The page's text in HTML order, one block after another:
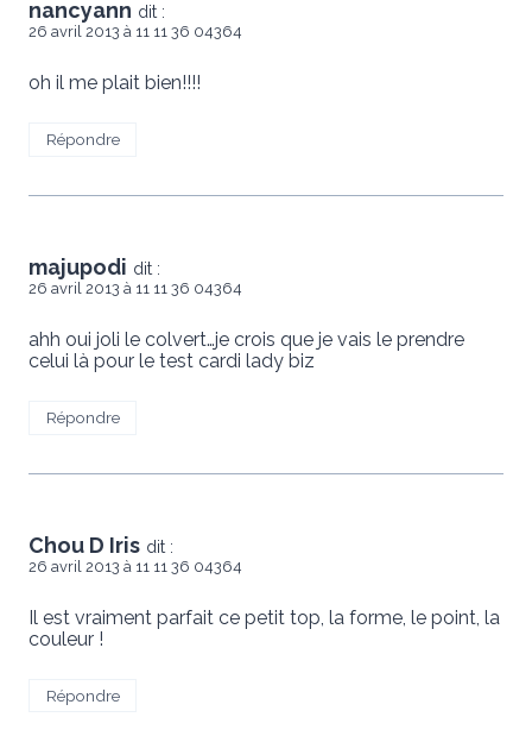
nancyann dit :
26 avril 2013 à 11 11 36 04364
oh il me plait bien!!!!
Répondre
majupodi dit :
26 avril 2013 à 11 11 36 04364
ahh oui joli le colvert…je crois que je vais le prendre
celui là pour le test cardi lady biz
Répondre
Chou D Iris dit :
26 avril 2013 à 11 11 36 04364
Il est vraiment parfait ce petit top, la forme, le point, la
couleur !
Répondre